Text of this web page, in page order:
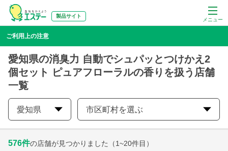
メニュー
製品サイト
ご利用上の注意
愛知県の消臭力 自動でシュパッとつけかえ2
個セット ピュアフローラルの香りを扱う店舗
一覧
愛知県 市区町村を選ぶ
576件の店舗が見つかりました （1~20件目）